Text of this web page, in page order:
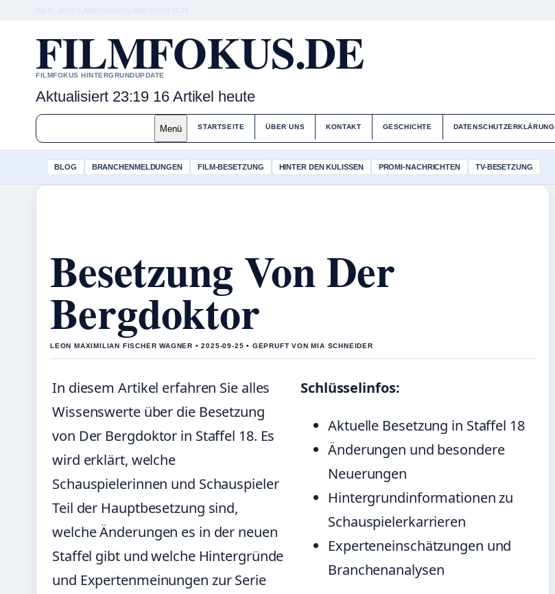
WED, AUG 5 ABENDAUSGABE DEUTSCH
FILMFOKUS.DE
FILMFOKUS HINTERGRUNDUPDATE
Aktualisiert 23:19 16 Artikel heute
Menü STARTSEITE ÜBER UNS KONTAKT GESCHICHTE DATENSCHUTZERKLÄRUNG
BLOG BRANCHENMELDUNGEN FILM-BESETZUNG HINTER DEN KULISSEN PROMI-NACHRICHTEN TV-BESETZUNG
Besetzung Von Der
Bergdoktor
LEON MAXIMILIAN FISCHER WAGNER • 2025-09-25 • GEPRUFT VON MIA SCHNEIDER
In diesem Artikel erfahren Sie alles
Wissenswerte über die Besetzung
von Der Bergdoktor in Staffel 18. Es
wird erklärt, welche
Schauspielerinnen und Schauspieler
Teil der Hauptbesetzung sind,
welche Änderungen es in der neuen
Staffel gibt und welche Hintergründe
und Expertenmeinungen zur Serie
Schlüsselinfos:
Aktuelle Besetzung in Staffel 18
Änderungen und besondere
Neuerungen
Hintergrundinformationen zu
Schauspielerkarrieren
Experteneinschätzungen und
Branchenanalysen